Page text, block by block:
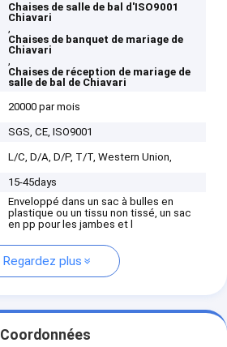
Chaises de salle de bal d'ISO9001
Chiavari
,
Chaises de banquet de mariage de
Chiavari
,
Chaises de réception de mariage de
salle de bal de Chiavari
20000 par mois
SGS, CE, ISO9001
L/C, D/A, D/P, T/T, Western Union,
15-45days
Enveloppé dans un sac à bulles en
plastique ou un tissu non tissé, un sac
en pp pour les jambes et l
Regardez plus
Coordonnées